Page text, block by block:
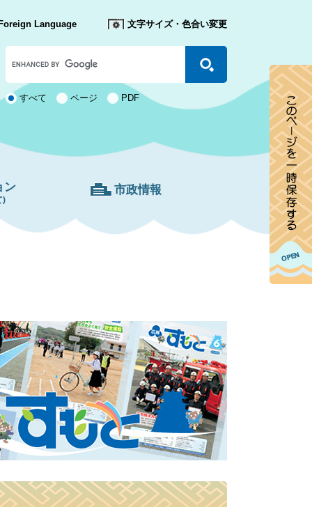
Foreign Language 文字サイズ・色合い変更
カ
ス
タ
ム
検 すべて ページ PDF
ン
)
市政情報